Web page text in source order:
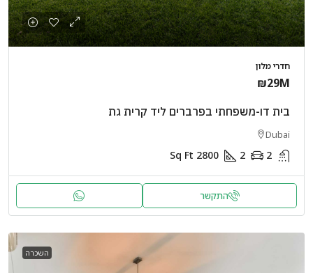
חדרי מלון
₪29M
בית דו-משפחתי בפרברים ליד קרית גת
Dubai
2
2
2800
Sq Ft
התקשר
השכרה